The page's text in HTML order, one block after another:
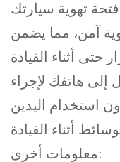
تهوية سيارتك
آمن، مما يضمن
إلى هاتفك لإجراء
استخدام اليدين
معلومات أخرى: